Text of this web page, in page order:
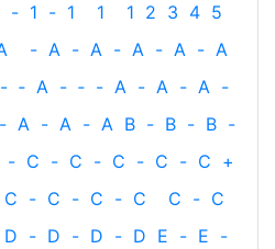
- 1 - 1 1 1 2 3 4 5
- A - A - A - A - A
- ‐ A - ‐ - A - A - A -
- A - A - A B - B - B -
- C - C - C - C - C +
C - C - C - C C - C
D - D - D - D E - E -